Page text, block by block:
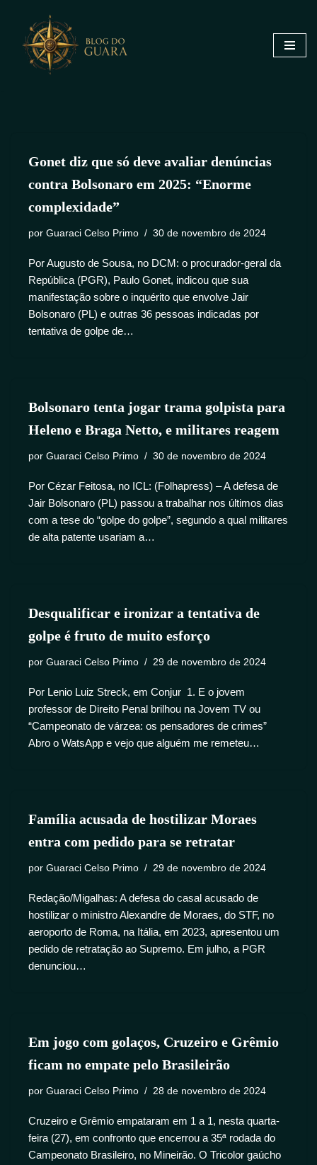
Pular
para
Gonet diz que só deve avaliar denúncias
contra Bolsonaro em 2025: “Enorme
complexidade”
por Guaraci Celso Primo 30 de novembro de 2024
Por Augusto de Sousa, no DCM: o procurador-geral da
República (PGR), Paulo Gonet, indicou que sua
manifestação sobre o inquérito que envolve Jair
Bolsonaro (PL) e outras 36 pessoas indicadas por
tentativa de golpe de…
Bolsonaro tenta jogar trama golpista para
Heleno e Braga Netto, e militares reagem
por Guaraci Celso Primo 30 de novembro de 2024
Por Cézar Feitosa, no ICL: (Folhapress) – A defesa de
Jair Bolsonaro (PL) passou a trabalhar nos últimos dias
com a tese do “golpe do golpe”, segundo a qual militares
de alta patente usariam a…
Desqualificar e ironizar a tentativa de
golpe é fruto de muito esforço
por Guaraci Celso Primo 29 de novembro de 2024
Por Lenio Luiz Streck, em Conjur 1. E o jovem
professor de Direito Penal brilhou na Jovem TV ou
“Campeonato de várzea: os pensadores de crimes”
Abro o WatsApp e vejo que alguém me remeteu…
Família acusada de hostilizar Moraes
entra com pedido para se retratar
por Guaraci Celso Primo 29 de novembro de 2024
Redação/Migalhas: A defesa do casal acusado de
hostilizar o ministro Alexandre de Moraes, do STF, no
aeroporto de Roma, na Itália, em 2023, apresentou um
pedido de retratação ao Supremo. Em julho, a PGR
denunciou…
Em jogo com golaços, Cruzeiro e Grêmio
ficam no empate pelo Brasileirão
por Guaraci Celso Primo 28 de novembro de 2024
Cruzeiro e Grêmio empataram em 1 a 1, nesta quarta-
feira (27), em confronto que encerrou a 35ª rodada do
Campeonato Brasileiro, no Mineirão. O Tricolor gaúcho